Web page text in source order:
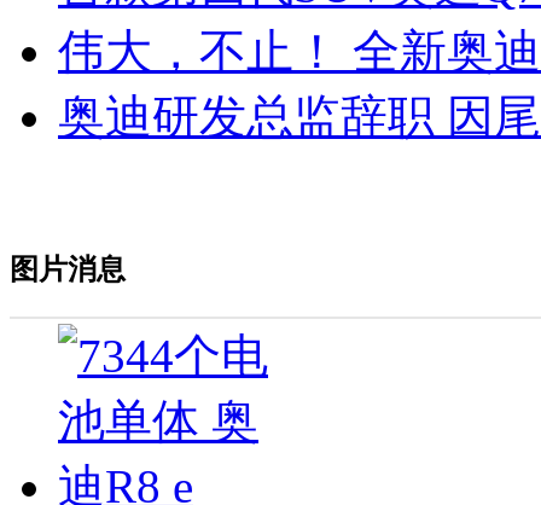
伟大，不止！ 全新奥
奥迪研发总监辞职 因
图片消息